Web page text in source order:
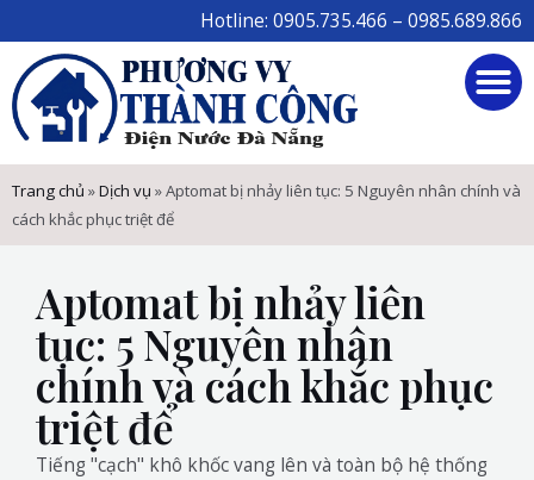
to
content
Hotline: 0905.735.466 – 0985.689.866
Trang chủ »Dịch vụ »Aptomat bị nhảy liên tục: 5 Nguyên nhân chính và
cách khắc phục triệt để
Aptomat bị nhảy liên
tục: 5 Nguyên nhân
chính và cách khắc phục
triệt để
Tiếng "cạch" khô khốc vang lên và toàn bộ hệ thống